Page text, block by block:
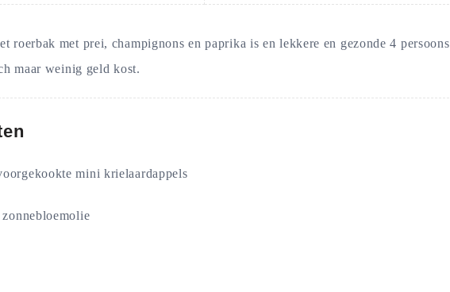
roerbak met prei, champignons en paprika is en lekkere en gezonde 4 persoons
maar weinig geld kost.
mini krielaardappels
zonnebloemolie